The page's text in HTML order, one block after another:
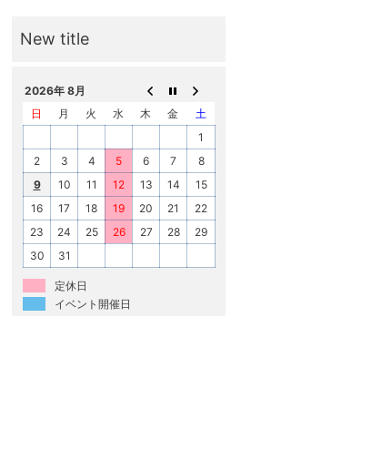
2026年 8月
日
月 火 水 木 金
土
1
2
3 4 5 6 7
8
9
10 11 12 13 14
15
16
17 18 19 20 21
22
23
24 25 26 27 28
29
30
31
定休日
イベント開催日